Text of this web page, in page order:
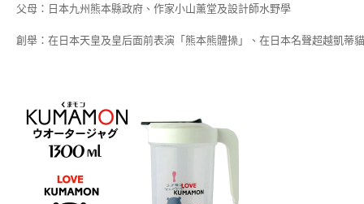
父母：日本九州熊本縣政府、作家小山薰堂及設計師水野學
創舉：在日本天皇及皇后面前表演「熊本熊體操」、在日本名聲超越凱蒂貓